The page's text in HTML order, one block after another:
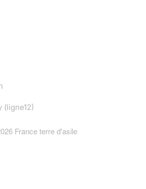
(ligne12)
France terre d'asile